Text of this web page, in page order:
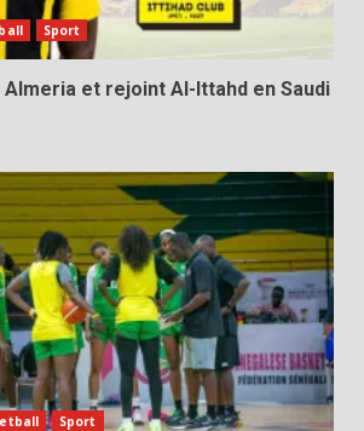
Sport
Almeria et rejoint Al-Ittahd en Saudi
Sport